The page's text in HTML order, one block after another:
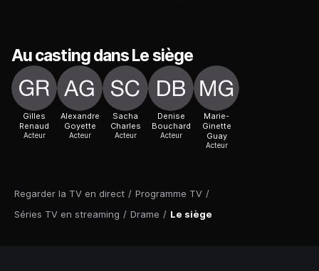
Regarder la TV en direct / Programme TV /
Séries TV en streaming / Drame / Le siège
Au casting dans Le siège
Gilles
Renaud
Acteur
Alexandre
Goyette
Acteur
Sacha
Charles
Acteur
Denise
Bouchard
Acteur
Marie-
Ginette
Guay
Acteur